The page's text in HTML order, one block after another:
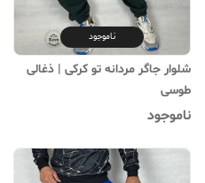
ناموجود
شلوار جاگر مردانه تو کرکی | ذغالی
طوسی
ناموجود